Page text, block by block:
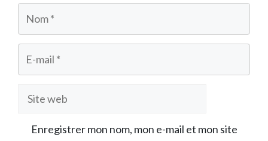
Nom
E-
mail
Site
Enregistrer mon nom, mon e-mail et mon site